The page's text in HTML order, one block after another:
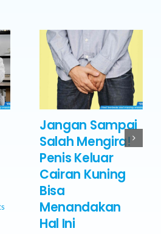
Jangan Sampai
Salah Mengira!
Penis Keluar
Cairan Kuning
Bisa
Menandakan
Hal Ini